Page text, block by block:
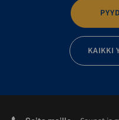
KAIKKI